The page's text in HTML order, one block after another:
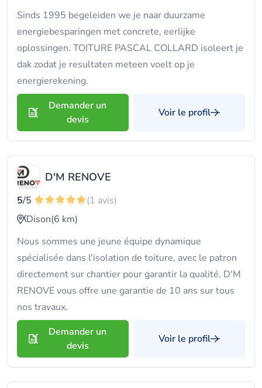
Sinds 1995 begeleiden we je naar duurzame
energiebesparingen met concrete, eerlijke
oplossingen. TOITURE PASCAL COLLARD isoleert je
dak zodat je resultaten meteen voelt op je
energierekening.
Demander un
devis
Voir le profil
D'M RENOVE
5/5
(1 avis)
Dison(6 km)
Nous sommes une jeune équipe dynamique
spécialisée dans l'isolation de toiture, avec le patron
directement sur chantier pour garantir la qualité. D'M
RENOVE vous offre une garantie de 10 ans sur tous
nos travaux.
Demander un
devis
Voir le profil